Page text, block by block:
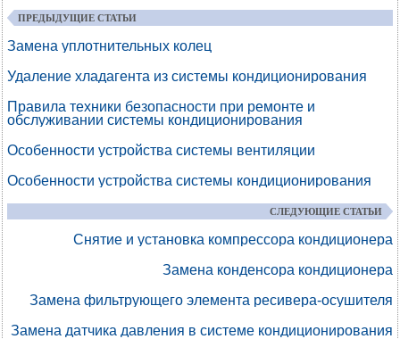
ПРЕДЫДУЩИЕ СТАТЬИ
Замена уплотнительных колец
Удаление хладагента из системы кондиционирования
Правила техники безопасности при ремонте и
обслуживании системы кондиционирования
Особенности устройства системы вентиляции
Особенности устройства системы кондиционирования
СЛЕДУЮЩИЕ СТАТЬИ
Снятие и установка компрессора кондиционера
Замена конденсора кондиционера
Замена фильтрующего элемента ресивера-осушителя
Замена датчика давления в системе кондиционирования